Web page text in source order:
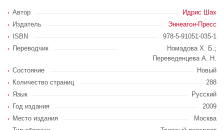
Автор
Идрис Шах
Издатель
Эннеагон-Пресс
ISBN
978-5-91051-035-1
Переводчик
Номадова Х. Б.;
Переведенцева А. Н.
Состояние
Новый
Количество страниц
288
Язык
Русский
Год издания
2009
Место издания
Москва